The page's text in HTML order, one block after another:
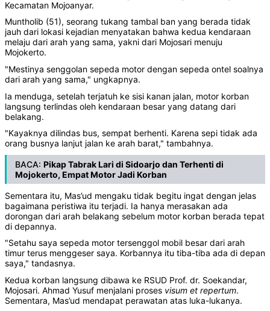
Kecamatan Mojoanyar.
Muntholib (51), seorang tukang tambal ban yang berada tidak
jauh dari lokasi kejadian menyatakan bahwa kedua kendaraan
melaju dari arah yang sama, yakni dari Mojosari menuju
Mojokerto.
"Mestinya senggolan sepeda motor dengan sepeda ontel soalnya
dari arah yang sama," ungkapnya.
Ia menduga, setelah terjatuh ke sisi kanan jalan, motor korban
langsung terlindas oleh kendaraan besar yang datang dari
belakang.
"Kayaknya dilindas bus, sempat berhenti. Karena sepi tidak ada
orang busnya lanjut jalan ke arah barat," tambahnya.
BACA: Pikap Tabrak Lari di Sidoarjo dan Terhenti di
Mojokerto, Empat Motor Jadi Korban
Sementara itu, Mas’ud mengaku tidak begitu ingat dengan jelas
bagaimana peristiwa itu terjadi. Ia hanya merasakan ada
dorongan dari arah belakang sebelum motor korban berada tepat
di depannya.
"Setahu saya sepeda motor tersenggol mobil besar dari arah
timur terus menggeser saya. Korbannya itu tiba-tiba ada di depan
saya," tandasnya.
Kedua korban langsung dibawa ke RSUD Prof. dr. Soekandar,
Mojosari. Ahmad Yusuf menjalani proses visum et repertum.
Sementara, Mas’ud mendapat perawatan atas luka-lukanya.